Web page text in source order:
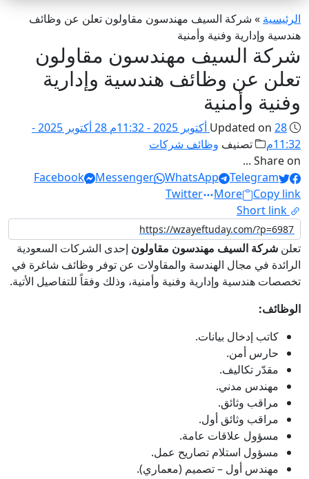
الرئيسية » شركة السيف مهندسون مقاولون تعلن عن وظائف
هندسية وإدارية وفنية وأمنية
شركة السيف مهندسون مقاولون
تعلن عن وظائف هندسية وإدارية
وفنية وأمنية
Updated on 28 أكتوبر 2025 - 11:32م
28 أكتوبر 2025 -
11:32م
تصنيف وظائف شركات
Share on ...
Facebook
Messenger WhatsApp
Telegram
Twitter
More
Copy link
Short link
تعلن شركة السيف مهندسون مقاولون إحدى الشركات السعودية
الرائدة في مجال الهندسة والمقاولات عن توفر وظائف شاغرة في
تخصصات هندسية وإدارية وفنية وأمنية، وذلك وفقاً للتفاصيل الأتية.
الوظائف:
كاتب إدخال بيانات.
حارس أمن.
مقدّر تكاليف.
مهندس مدني.
مراقب وثائق.
مراقب وثائق أول.
مسؤول علاقات عامة.
مسؤول استلام تصاريح عمل.
مهندس أول – تصميم (معماري).